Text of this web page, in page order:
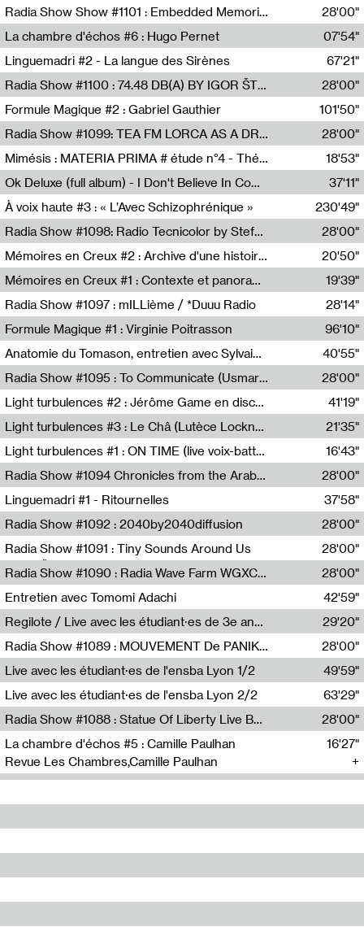
Pierre Henry,Gérôme Guibert
Radia Show Show #1101 : Embedded Memories by Jimmy Peggie / radioart106
Jimmy Peggie,radioart106
28'00"
La chambre d'échos #6 : Hugo Pernet
Revue Les Chambres,Hugo Pernet
07'54"
Linguemadri #2 - La langue des Sirènes
Meris Angioletti
67'21"
Radia Show #1100 : 74.48 DB(A) BY IGOR ŠTROMAJER FOR RADIO X
radio x
28'00"
Formule Magique #2 : Gabriel Gauthier
Nathalie Lacroix,Gabriel Gauthier
101'50"
Radia Show #1099: TEA FM LORCA AS A DREAM
TEAFM
28'00"
Mimésis : MATERIA PRIMA # étude n°4 - Théâtre de l’Aquarium
Francesco Russo,Scuola della Crisi
18'53"
Ok Deluxe (full album) - I Don't Believe In Computing
37'11"
À voix haute #3 : « L’Avec Schizophrénique »
230'49"
Radia Show #1098: Radio Tecnicolor by Stefan Nussbaumer & Georg Zichy (Radio Orange 94.0)
Radio Orange 94.0
28'00"
Mémoires en Creux #2 : Archive d'une histoire artistique
Sophie Auger-Grappin
20'50"
Mémoires en Creux #1 : Contexte et panorama
Sophie Auger-Grappin
19'39"
Radia Show #1097 : mILLième / *Duuu Radio
28'14"
Formule Magique #1 : Virginie Poitrasson
Nathalie Lacroix,Virginie Poitrasson
96'10"
Anatomie du Tomason, entretien avec Sylvain Cardonnel
Loraine Baud,Sylvain Cardonnel
40'55"
Radia Show #1095 : To Communicate (Usmaradio)
Usmaradio
28'00"
Light turbulences #2 : Jérôme Game en discussion avec Thomas Corlin
41'19"
Light turbulences #3 : Le Châ (Lutèce Lockness)
Lutèce Lockness
21'35"
Light turbulences #1 : ON TIME (live voix-batterie) avec Jérôme Game & Jean-Michel Espitallier
Jérôme Game,Jean-Michel Espitallier
16'43"
Radia Show #1094 Chronicles from the Arab Cold War by Ghazi Barakat
Reboot.fm
28'00"
Linguemadri #1 - Ritournelles
Meris Angioletti
37'58"
Radia Show #1092 : 2040by2040diffusion
Diffusion FM
28'00"
Radia Show #1091 : Tiny Sounds Around Us
Radio Študent
28'00"
Radia Show #1090 : Radia Wave Farm WGXC Corey De Juan Sherrard Jr Startalk
Wave Farm
28'00"
Entretien avec Tomomi Adachi
Tomomi Adachi,Loraine Baud
42'59"
Regilote / Live avec les étudiant·es de 3e année de l'EMA
Nima Henryon,Athéna Noël,Amir Genillon,Ibourayane Ahmadi,Manelle Cherrih,Honorine Gibello,John Weeber,Manon Joseph
29'20"
Radia Show #1089 : MOUVEMENT De PANIK (Radio Panik)
Radio Panik
28'00"
Live avec les étudiant·es de l'ensba Lyon 1/2
49'59"
Live avec les étudiant·es de l'ensba Lyon 2/2
63'29"
Radia Show #1088 : Statue Of Liberty Live By Ed Baxter (Resonance)
Resonance
28'00"
La chambre d'échos #5 : Camille Paulhan
Revue Les Chambres,Camille Paulhan
16'27"